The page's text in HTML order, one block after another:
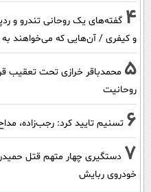
4
و کیفری / آن‌هایی که می‌خواهند به ۲۵۰ هزار نفر بپیوندند بدانند ...
5 محمدباقر خرازی تحت تعقیب
روحانیت
6 تسنیم تایید کرد: رجب‌زاده،
7 دستگیری چهار متهم قتل
خودروی ربایش